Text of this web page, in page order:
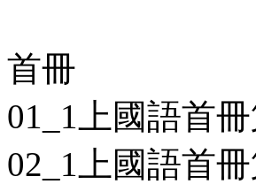
首冊
01_1上國語首
02_1上國語首